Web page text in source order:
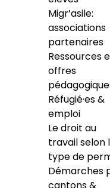
Migr’asile:
associations
partenaires
Ressources
offres
Réfugié·es &
emploi
Le droit au
travail selon
type de
Démarches